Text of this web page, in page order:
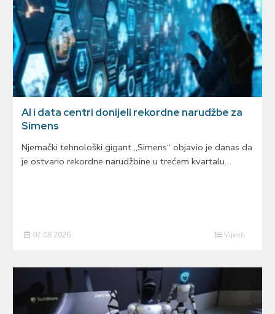
AI i data centri donijeli rekordne narudžbe za
Simens
Njemački tehnološki gigant „Simens“ objavio je danas da
je ostvario rekordne narudžbine u trećem kvartalu…
07.08.2026 Vijesti